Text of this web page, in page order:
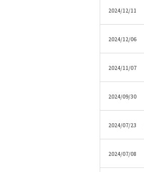
2024/12/11
2024/12/06
2024/11/07
2024/09/30
2024/07/23
2024/07/08